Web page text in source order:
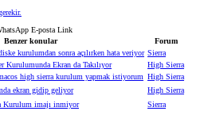
E-posta Link
Benzer konular
Forum
kurulumdan sonra açılırken hata veriyor Sierra
Kurulumunda Ekran da Takılıyor
High Sierra
high sierra kurulum yapmak istiyorum High Sierra
ekran gidip geliyor
High Sierra
Kurulum imajı inmiyor Sierra